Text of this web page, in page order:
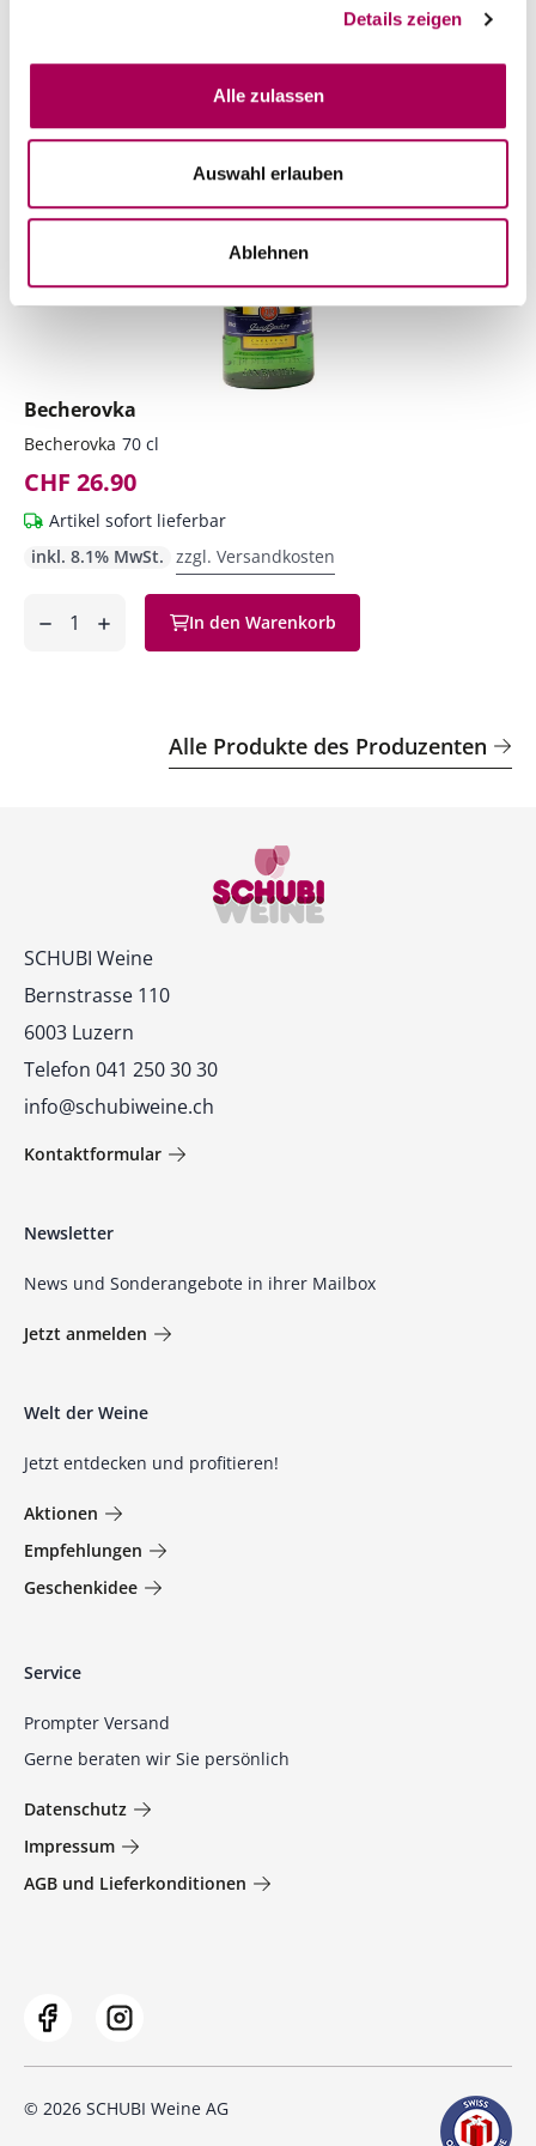
Details zeigen
Alle zulassen
Auswahl erlauben
Ablehnen
Becherovka
Becherovka 70 cl
CHF 26.90
Artikel sofort lieferbar
inkl. 8.1% MwSt. zzgl. Versandkosten
hinzufügen
In den Warenkorb
Alle Produkte des Produzenten
Kontakt
SCHUBI Weine
Bernstrasse 110
6003 Luzern
Telefon 041 250 30 30
info@schubiweine.ch
Kontaktformular
Newsletter
News und Sonderangebote in ihrer Mailbox
Jetzt anmelden
Welt der Weine
Jetzt entdecken und profitieren!
Aktionen
Empfehlungen
Geschenkidee
Service
Prompter Versand
Gerne beraten wir Sie persönlich
Datenschutz
Impressum
AGB und Lieferkonditionen
© 2026 SCHUBI Weine AG